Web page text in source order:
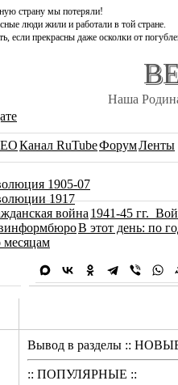
страну мы потеряли!
люди жили и работали в той стране.
если прекрасны даже осколки от
Наша
Канал RuTubeФорумЛенты
1905-07
1917
война 1941-45 гг.
В этот день: по
месяцам
Вывод в разделы ::
:: ПОПУЛЯРНЫЕ ::